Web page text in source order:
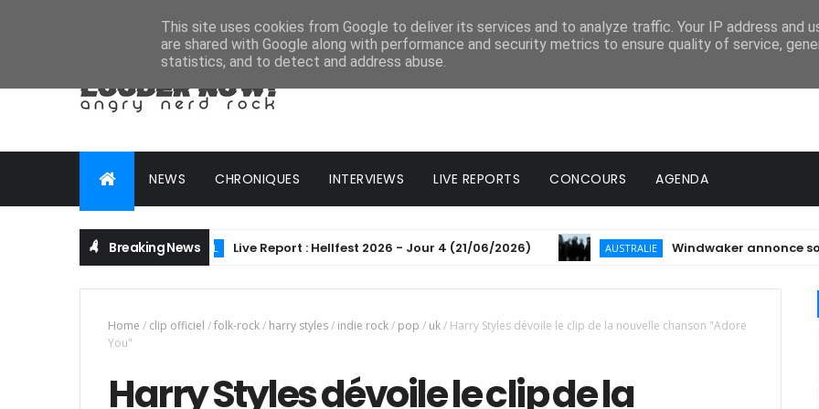
NEWS CHRONIQUES INTERVIEWS LIVE REPORTS CONCOURS AGENDA
Breaking News
ALTERNATIVE METAL Live Report : Hellfest 2026 - Jour 4 (21/06/2026) AUSTRALIE Windwaker annonce son
Home / clip officiel /folk-rock/ harry styles/ indie rock/ pop / uk/ Harry Styles dévoile le clip de la nouvelle chanson "Adore
You"
Harry Styles dévoile le clip de la
This site uses cookies from Google to deliver its services and to analyze traffic. Your IP address and
are shared with Google along with performance and security metrics to ensure quality of service,
statistics, and to detect and address abuse.